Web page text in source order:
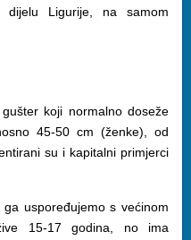
dijelu Ligurije, na samom
koji normalno doseže
45-50 cm (ženke), od
su i kapitalni primjerci
uspoređujemo s većinom
15-17 godina, no ima